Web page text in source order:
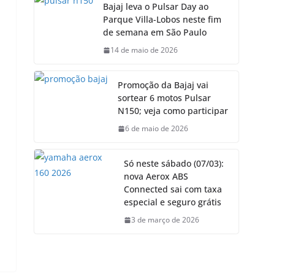
Bajaj leva o Pulsar Day ao
Parque Villa-Lobos neste fim
de semana em São Paulo
14 de maio de 2026
Promoção da Bajaj vai
sortear 6 motos Pulsar
N150; veja como participar
6 de maio de 2026
Só neste sábado (07/03):
nova Aerox ABS
Connected sai com taxa
especial e seguro grátis
3 de março de 2026